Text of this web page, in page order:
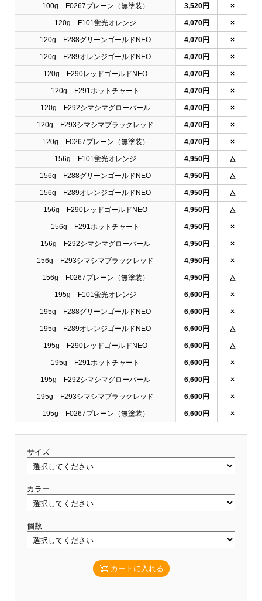
100g F0267プレーン（無塗装） 3,520円 ×
120g F101蛍光オレンジ 4,070円 ×
120g F288グリーンゴールドNEO 4,070円 ×
120g F289オレンジゴールドNEO 4,070円 ×
120g F290レッドゴールドNEO 4,070円 ×
120g F291ホットチャート 4,070円 ×
120g F292シマシマグローパール 4,070円 ×
120g F293シマシマブラックレッド 4,070円 ×
120g F0267プレーン（無塗装） 4,070円 ×
156g F101蛍光オレンジ 4,950円 △
156g F288グリーンゴールドNEO 4,950円 △
156g F289オレンジゴールドNEO 4,950円 △
156g F290レッドゴールドNEO 4,950円 △
156g F291ホットチャート 4,950円 ×
156g F292シマシマグローパール 4,950円 ×
156g F293シマシマブラックレッド 4,950円 ×
156g F0267プレーン（無塗装） 4,950円 △
195g F101蛍光オレンジ 6,600円 ×
195g F288グリーンゴールドNEO 6,600円 ×
195g F289オレンジゴールドNEO 6,600円 △
195g F290レッドゴールドNEO 6,600円 △
195g F291ホットチャート 6,600円 ×
195g F292シマシマグローパール 6,600円 ×
195g F293シマシマブラックレッド 6,600円 ×
195g F0267プレーン（無塗装） 6,600円 ×
サイズ
カラー
個数
カートに入れる